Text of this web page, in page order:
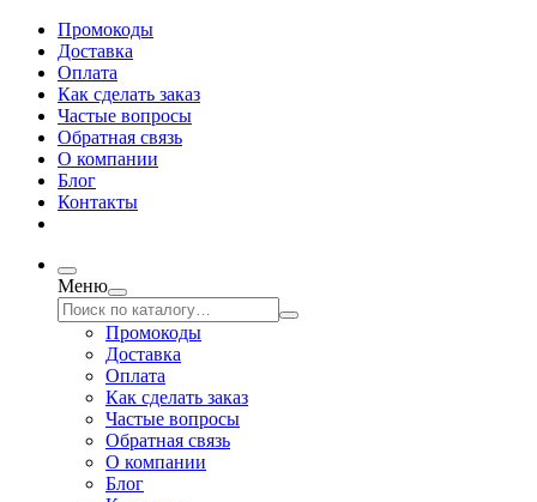
Промокоды
Доставка
Оплата
Как сделать заказ
Частые вопросы
Обратная связь
О компании
Блог
Контакты
Меню
Промокоды
Доставка
Оплата
Как сделать заказ
Частые вопросы
Обратная связь
О компании
Блог